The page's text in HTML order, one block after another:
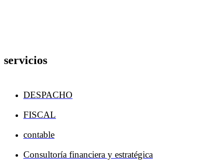
servicios
DESPACHO
FISCAL
contable
Consultoría financiera y estratégica